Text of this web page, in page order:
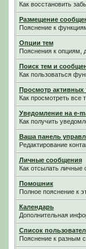
Как восстановить
Размещение
Пояснение к
Опции тем
Пояснения к опциям,
Поиск тем и
Как пользоваться
Просмотр
Как просмотреть все
Уведомление на е-
Как получить
Ваша панель
Редактирование
Личные сообщения
Как отсылать личные
Помошник
Полное пояснение к
Календарь
Дополнительная
Список
Пояснение к разным